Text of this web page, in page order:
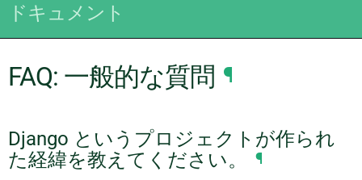
ドキュメント
FAQ: 一般的な質問 ¶
Django というプロジェクトが作られ
た経緯を教えてください。
¶